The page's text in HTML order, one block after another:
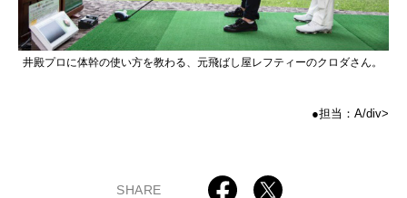
井殿プロに体幹の使い方を教わる、元飛ばし屋レフティーのクロダさん。
●担当：A/div>
SHARE